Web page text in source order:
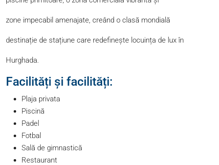
zone impecabil amenajate, creând o clasă mondială
destinație de stațiune care redefinește locuința de lux în
Hurghada.
Facilități și facilități:
Plaja privata
Piscină
Padel
Fotbal
Sală de gimnastică
Restaurant